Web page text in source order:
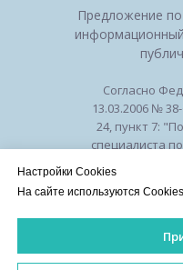
Предложение по
Согласно
13.03.2006 №
24, пункт 7:
специалиста
медицинской
ИМЕЮТСЯ
Настройки Cookies
На сайте используются